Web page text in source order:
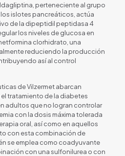
perteneciente al grupo
islotes pancreáticos, actúa
de la dipeptidil peptidasa 4
los niveles de glucosa en
clorhidrato, una
reduciendo la producción
así al control
de Vilzermet abarcan
tratamiento de la diabetes
adultos que no logran controlar
con la dosis máxima tolerada
oral, así como en aquellos
con esta combinación de
se emplea como coadyuvante
con una sulfonilurea o con